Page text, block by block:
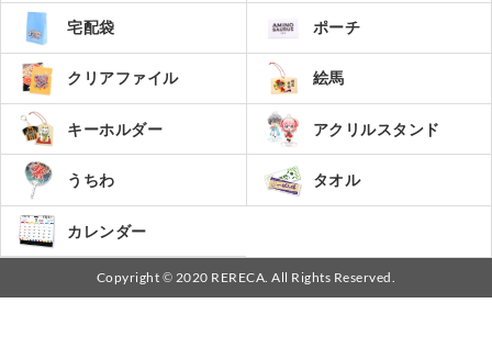
宅配袋 ポーチ
クリアファイル 絵馬
キーホルダー アクリルスタンド
うちわ タオル
カレンダー
Copyright © 2020 RERECA. All Rights Reserved.